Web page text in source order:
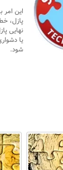
این
پازل،
نهایی
یا
شود.